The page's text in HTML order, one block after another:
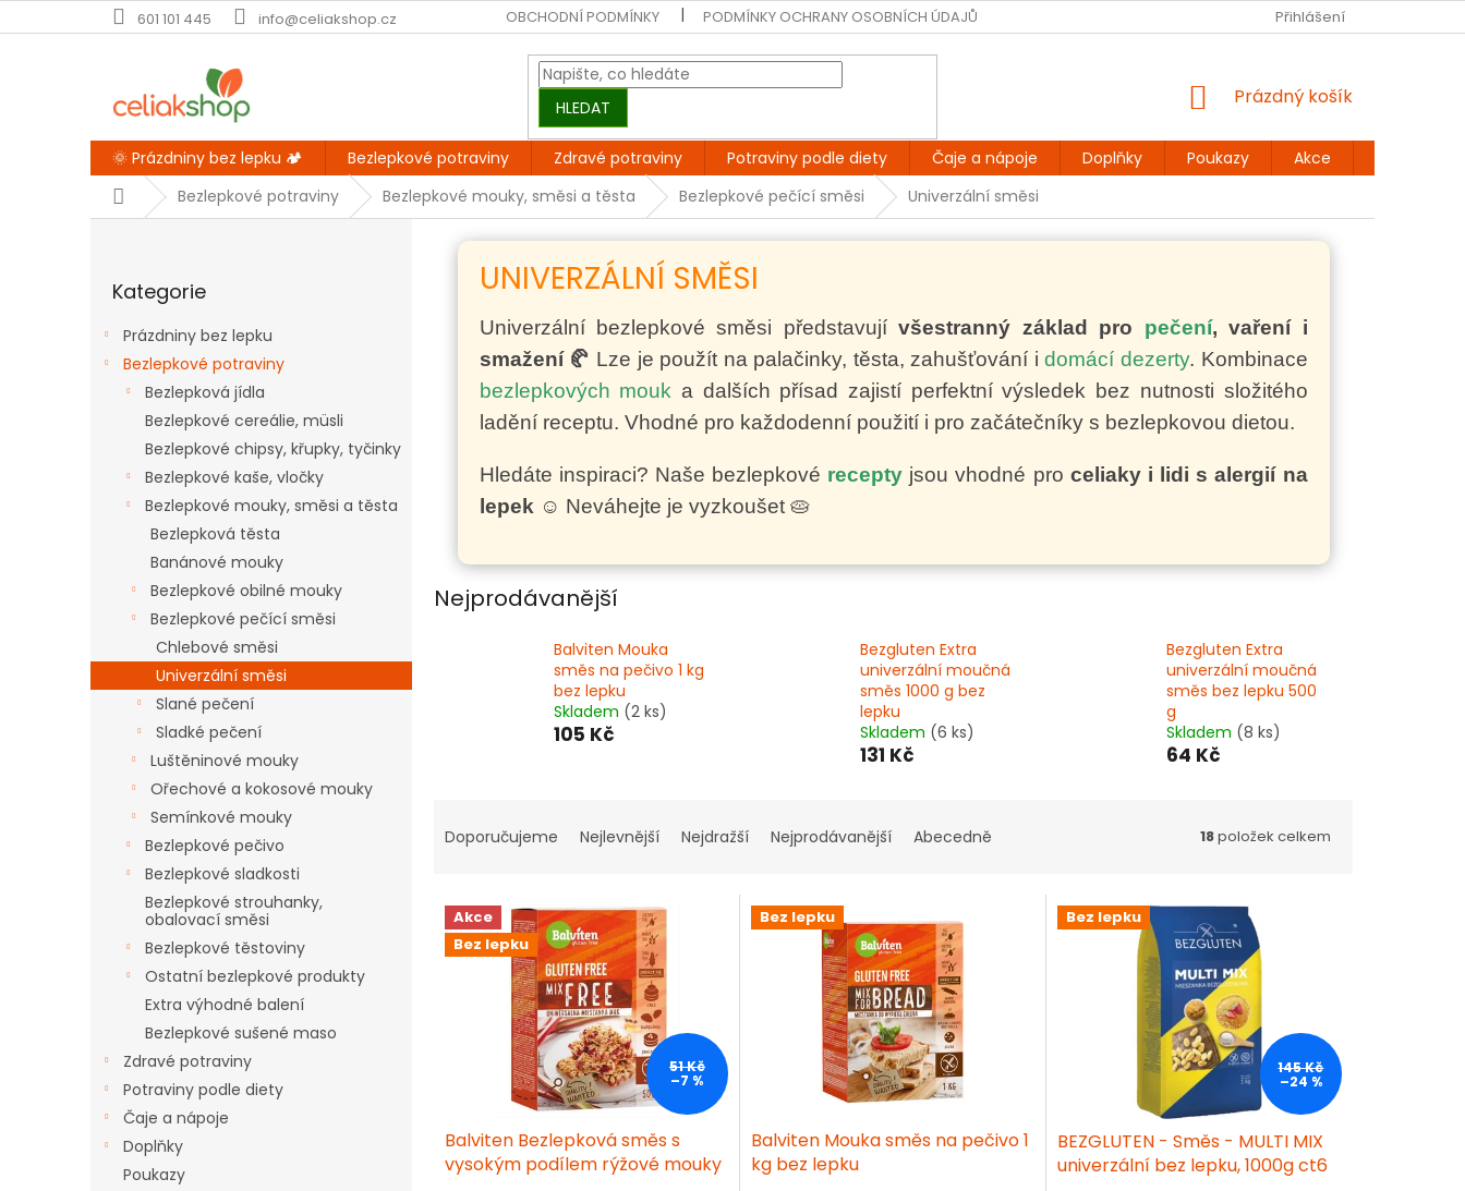
na
601 101 445 info@celiakshop.cz OBCHODNÍ PODMÍNKY PODMÍNKY OCHRANY OSOBNÍCH ÚDAJŮ KONTAKT DOPRAVA A PLATBA
Přihlášení
HLEDAT
NÁKUPNÍ
Prázdný košík
🌞 Prázdniny bez lepku 🏕️ Bezlepkové potraviny Zdravé potraviny Potraviny podle diety Čaje a nápoje Doplňky Poukazy Akce
DomůBezlepkové potraviny Bezlepkové mouky, směsi a těsta Bezlepkové pečící směsi Univerzální směsi
kategorie
Kategorie
Prázdniny bez lepku
Bezlepkové potraviny
Bezlepková jídla
Bezlepkové cereálie, müsli
Bezlepkové chipsy, křupky, tyčinky
Bezlepkové kaše, vločky
Bezlepkové mouky, směsi a těsta
Bezlepková těsta
Banánové mouky
Bezlepkové obilné mouky
Bezlepkové pečící směsi
Chlebové směsi
Univerzální směsi
Slané pečení
Sladké pečení
Luštěninové mouky
Ořechové a kokosové mouky
Semínkové mouky
Bezlepkové pečivo
Bezlepkové sladkosti
Bezlepkové strouhanky,
obalovací směsi
Bezlepkové těstoviny
Ostatní bezlepkové produkty
Extra výhodné balení
Bezlepkové sušené maso
Zdravé potraviny
Potraviny podle diety
Čaje a nápoje
Doplňky
Poukazy
UNIVERZÁLNÍ SMĚSI
Univerzální bezlepkové směsi představujívšestranný základ pro pečení, vaření i
smažení 🥐 Lze je použít na palačinky, těsta, zahušťování idomácí dezerty. Kombinace
bezlepkových mouk a dalších přísad zajistí perfektní výsledek bez nutnosti složitého
ladění receptu. Vhodné pro každodenní použití i pro začátečníky s bezlepkovou dietou.
Hledáte inspiraci? Naše bezlepkové recepty jsou vhodné pro celiaky i lidi s alergií na
lepek ☺️ Neváhejte je vyzkoušet 🥧
Nejprodávanější
Balviten Mouka
směs na pečivo 1 kg
bez lepku
Skladem (2 ks)
105 Kč
Bezgluten Extra
univerzální moučná
směs 1000 g bez
lepku
Skladem (6 ks)
131 Kč
Bezgluten Extra
univerzální moučná
směs bez lepku 500
g
Skladem (8 ks)
64 Kč
a
n
p
Doporučujeme Nejlevnější Nejdražší Nejprodávanější Abecedně 18položek celkem
V
p
Akce
Bez lepku
51 Kč
–7 %
Balviten Bezlepková směs s
vysokým podílem rýžové mouky
Bez lepku
Balviten Mouka směs na pečivo 1
kg bez lepku
Bez lepku
145 Kč
–24 %
BEZGLUTEN - Směs - MULTI MIX
univerzální bez lepku, 1000g ct6